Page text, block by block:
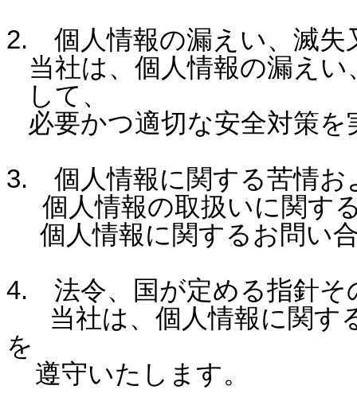
2. 個人情報の漏えい、滅失
当社は、個人情報の漏え
して、
必要かつ適切な安全対策
3. 個人情報に関する苦情お
個人情報の取扱いに関す
個人情報に関するお問い
4. 法令、国が定める指針そ
当社は、個人情報に関す
を
遵守いたします。